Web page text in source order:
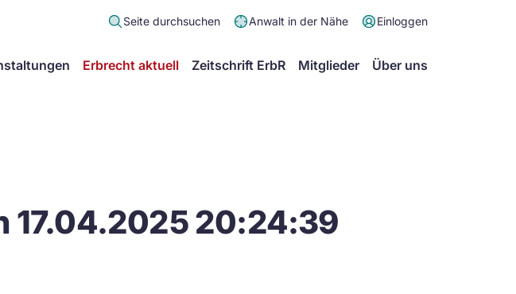
Seite durchsuchen Anwalt in der Nähe Einloggen
Erbrecht aktuell Zeitschrift ErbR Mitglieder Über uns
17.04.2025 20:24:39